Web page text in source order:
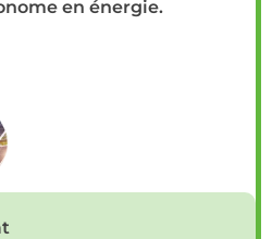
en énergie.